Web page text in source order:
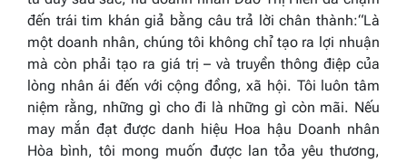
đến trái tim khán giả bằng câu trả lời chân thành:“Là
một doanh nhân, chúng tôi không chỉ tạo ra lợi nhuận
mà còn phải tạo ra giá trị – và truyền thông điệp của
lòng nhân ái đến với cộng đồng, xã hội. Tôi luôn tâm
niệm rằng, những gì cho đi là những gì còn mãi. Nếu
may mắn đạt được danh hiệu Hoa hậu Doanh nhân
Hòa bình, tôi mong muốn được lan tỏa yêu thương,